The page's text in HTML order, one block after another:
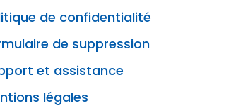
de confidentialité
de suppression
et assistance
légales